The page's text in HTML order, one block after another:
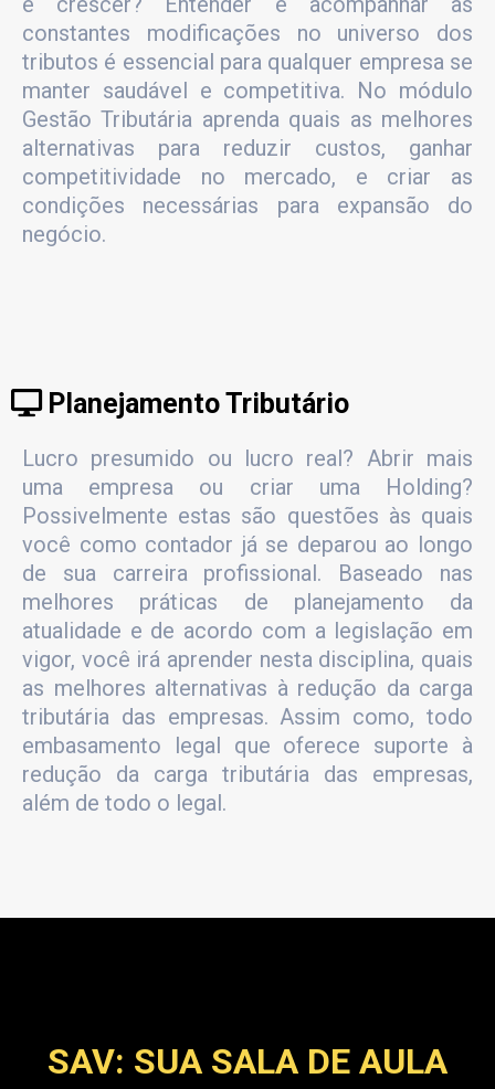
constantes modificações no universo dos
tributos é essencial para qualquer empresa se
manter saudável e competitiva. No módulo
Gestão Tributária aprenda quais as melhores
alternativas para reduzir custos, ganhar
competitividade no mercado, e criar as
condições necessárias para expansão do
negócio.
Planejamento Tributário
Lucro presumido ou lucro real? Abrir mais
uma empresa ou criar uma Holding?
Possivelmente estas são questões às quais
você como contador já se deparou ao longo
de sua carreira profissional. Baseado nas
melhores práticas de planejamento da
atualidade e de acordo com a legislação em
vigor, você irá aprender nesta disciplina, quais
as melhores alternativas à redução da carga
tributária das empresas. Assim como, todo
embasamento legal que oferece suporte à
redução da carga tributária das empresas,
além de todo o legal.
SAV: SUA SALA DE AULA